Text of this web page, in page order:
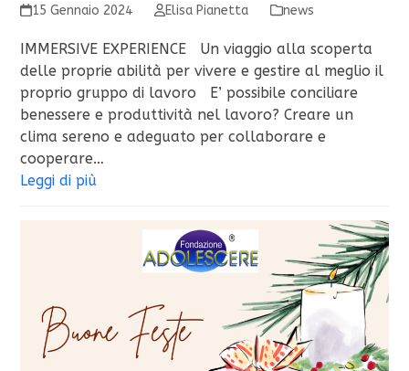
15 Gennaio 2024 Elisa Pianetta news
IMMERSIVE EXPERIENCE Un viaggio alla scoperta
delle proprie abilità per vivere e gestire al meglio il
proprio gruppo di lavoro E’ possibile conciliare
benessere e produttività nel lavoro? Creare un
clima sereno e adeguato per collaborare e
cooperare…
Leggi di più